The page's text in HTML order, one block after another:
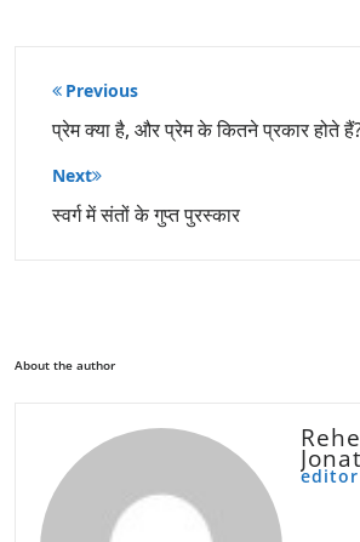
पोस्ट
नेविगेशन
Previous
प्रेम क्या है, और प्रेम के कितने प्रकार होते
Next
स्वर्ग में संतों के गुप्त पुरस्कार
About the author
editor